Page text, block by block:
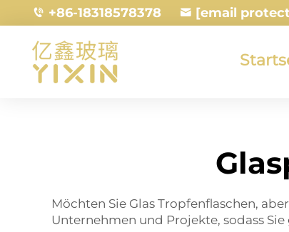
+86-18318578378 [email
Möchten Sie Glas Tropfenflaschen,
Unternehmen und Projekte, sodass